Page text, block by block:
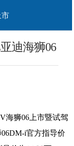
市
迪海狮06
海狮06上市暨试驾
i官方指导价